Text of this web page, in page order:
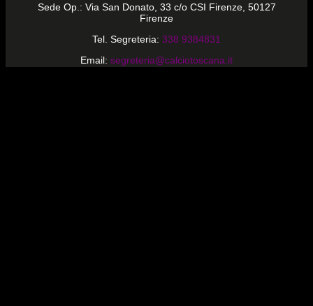
Sede Op.: Via San Donato, 33 c/o CSI Firenze, 50127
Firenze
Tel. Segreteria: 338 9384831
Email: segreteria@calciotoscana.it